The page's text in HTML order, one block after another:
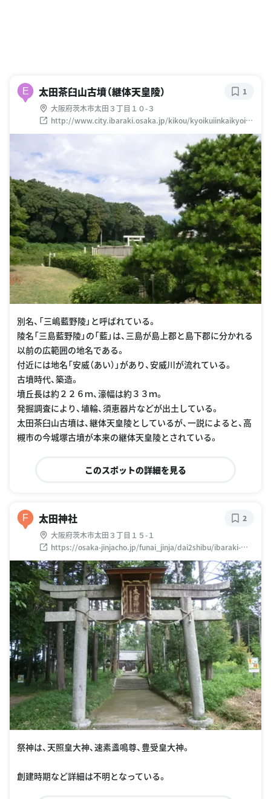
E 太田茶臼山古墳（継体天皇陵）
大阪府茨木市太田３丁目１０-３
http://www.city.ibaraki.osaka.jp/kikou/kyoikuiinkaikyoiku
soumu/syakaikyoiku/menu/shisekishokai/chausuyama.ht
1
別名、「三嶋藍野陵」と呼ばれている。
陵名「三島藍野陵」の「藍」は、三島が島上郡と島下郡に分かれる
以前の広範囲の地名である。
付近には地名「安威（あい）」があり、安威川が流れている。
古墳時代、築造。
墳丘長は約２２６ｍ、濠幅は約３３ｍ。
発掘調査により、埴輪、須恵器片などが出土している。
太田茶臼山古墳は、継体天皇陵としているが、一説によると、高
槻市の今城塚古墳が本来の継体天皇陵とされている。
このスポットの詳細を見る
F 太田神社
大阪府茨木市太田３丁目１５-１
https://osaka-jinjacho.jp/funai_jinja/dai2shibu/ibaraki-
city/02032ohdajinja.html
2
祭神は、天照皇大神、速素盞鳴尊、豊受皇大神。
創建時期など詳細は不明となっている。